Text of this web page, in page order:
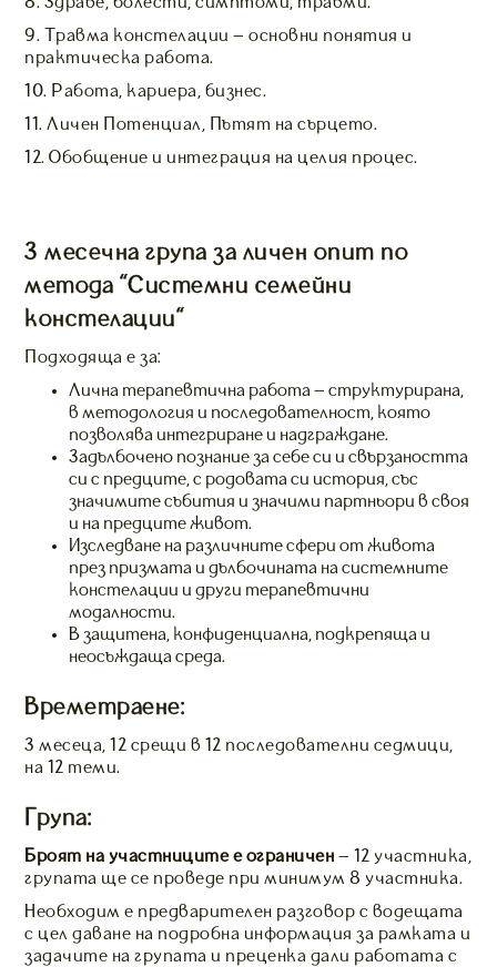
9. Травма констелации – основни понятия и
практическа работа.
10. Работа, кариера, бизнес.
11. Личен Потенциал, Пътят на сърцето.
12. Обобщение и интеграция на целия процес.
3 месечна група за личен опит по
метода "Системни семейни
констелации"
Подходяща е за:
Лична терапевтична работа – структурирана,
в методология и последователност, която
позволява интегриране и надграждане.
Задълбочено познание за себе си и свързаността
си с предците, с родовата си история, със
значимите събития и значими партньори в своя
и на предците живот.
Изследване на различните сфери от живота
през призмата и дълбочината на системните
констелации и други терапевтични
модалности.
В защитена, конфиденциална, подкрепяща и
неосъждаща среда.
Времетраене:
3 месеца, 12 срещи в 12 последователни седмици,
на 12 теми.
Група:
Броят на участниците е ограничен – 12 участника,
групата ще се проведе при минимум 8 участника.
Необходим е предварителен разговор с водещата
с цел даване на подробна информация за рамката и
задачите на групата и преценка дали работата с